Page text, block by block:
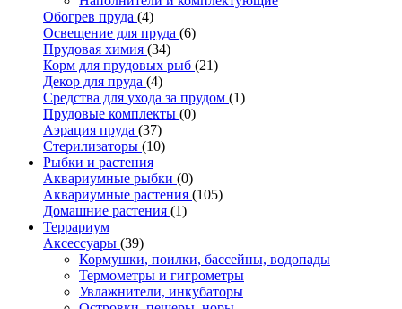
Обогрев пруда (4)
Освещение для пруда (6)
Прудовая химия (34)
Корм для прудовых рыб (21)
Декор для пруда (4)
Средства для ухода за прудом (1)
Прудовые комплекты (0)
Аэрация пруда (37)
Стерилизаторы (10)
Рыбки и растения
Аквариумные рыбки (0)
Аквариумные растения (105)
Домашние растения (1)
Террариум
Аксессуары (39)
Кормушки, поилки, бассейны, водопады
Термометры и гигрометры
Увлажнители, инкубаторы